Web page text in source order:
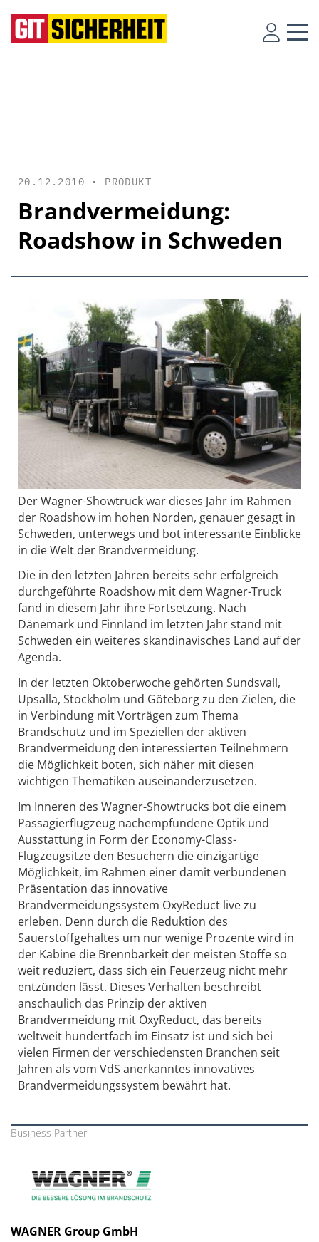
20.12.2010 • PRODUKT
Brandvermeidung:
Roadshow in Schweden
Der Wagner-Showtruck war dieses Jahr im Rahmen
der Roadshow im hohen Norden, genauer gesagt in
Schweden, unterwegs und bot interessante Einblicke
in die Welt der Brandvermeidung.
Die in den letzten Jahren bereits sehr erfolgreich
durchgeführte Roadshow mit dem Wagner-Truck
fand in diesem Jahr ihre Fortsetzung. Nach
Dänemark und Finnland im letzten Jahr stand mit
Schweden ein weiteres skandinavisches Land auf der
Agenda.
In der letzten Oktoberwoche gehörten Sundsvall,
Upsalla, Stockholm und Göteborg zu den Zielen, die
in Verbindung mit Vorträgen zum Thema
Brandschutz und im Speziellen der aktiven
Brandvermeidung den interessierten Teilnehmern
die Möglichkeit boten, sich näher mit diesen
wichtigen Thematiken auseinanderzusetzen.
Im Inneren des Wagner-Showtrucks bot die einem
Passagierflugzeug nachempfundene Optik und
Ausstattung in Form der Economy-Class-
Flugzeugsitze den Besuchern die einzigartige
Möglichkeit, im Rahmen einer damit verbundenen
Präsentation das innovative
Brandvermeidungssystem OxyReduct live zu
erleben. Denn durch die Reduktion des
Sauerstoffgehaltes um nur wenige Prozente wird in
der Kabine die Brennbarkeit der meisten Stoffe so
weit reduziert, dass sich ein Feuerzeug nicht mehr
entzünden lässt. Dieses Verhalten beschreibt
anschaulich das Prinzip der aktiven
Brandvermeidung mit OxyReduct, das bereits
weltweit hundertfach im Einsatz ist und sich bei
vielen Firmen der verschiedensten Branchen seit
Jahren als vom VdS anerkanntes innovatives
Brandvermeidungssystem bewährt hat.
Business Partner
WAGNER Group GmbH